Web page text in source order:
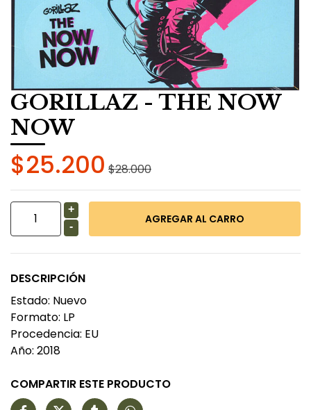
GORILLAZ - THE NOW
NOW
$25.200 $28.000
+
-
DESCRIPCIÓN
Estado: Nuevo
Formato: LP
Procedencia: EU
Año: 2018
COMPARTIR ESTE PRODUCTO